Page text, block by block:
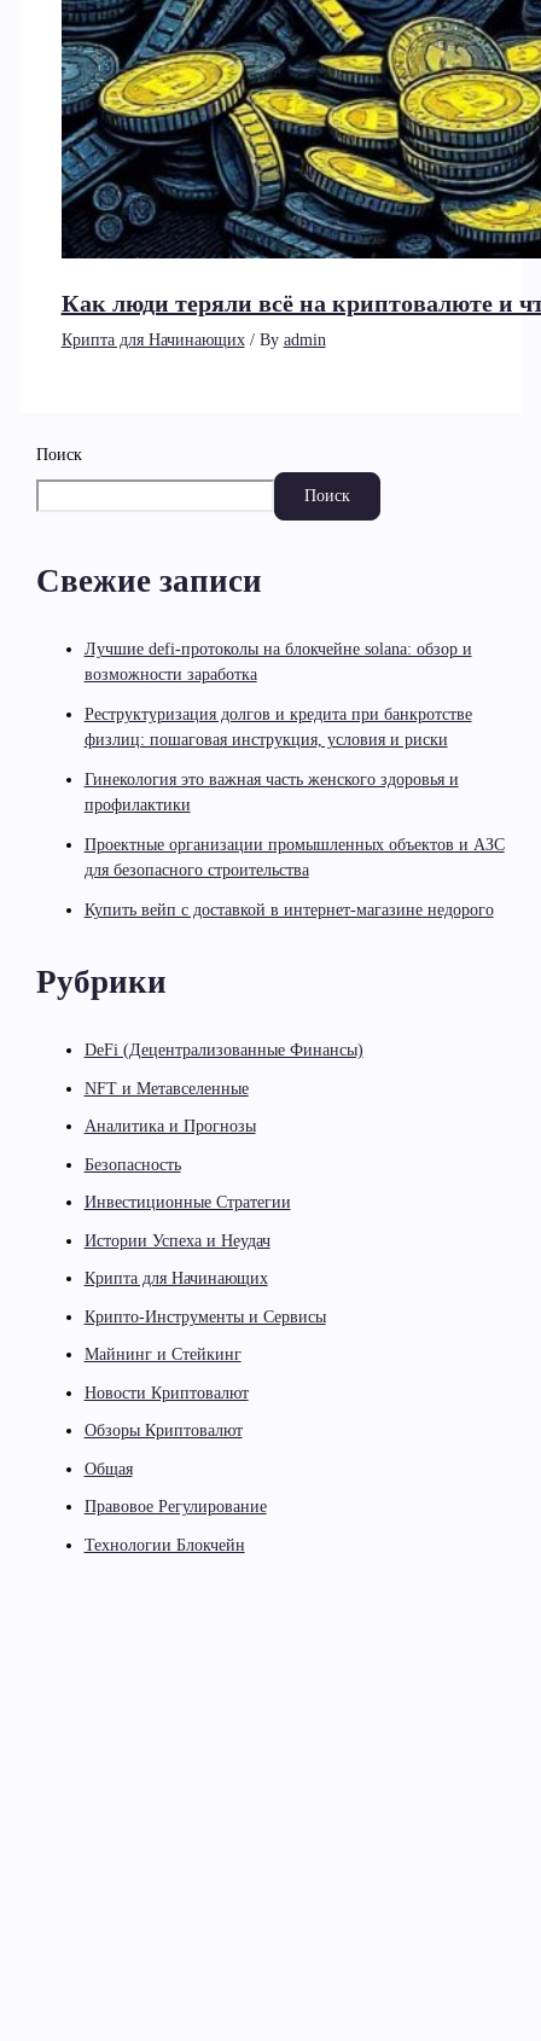
Как люди теряли всё на криптовалюте и
Крипта для Начинающих/ By admin
Поиск
Поиск
Свежие записи
Лучшие defi-протоколы на блокчейне solana: обзор и
возможности заработка
Реструктуризация долгов и кредита при банкротстве
физлиц: пошаговая инструкция, условия и риски
Гинекология это важная часть женского здоровья и
профилактики
Проектные организации промышленных объектов и АЗС
для безопасного строительства
Купить вейп с доставкой в интернет-магазине недорого
Рубрики
DeFi (Децентрализованные Финансы)
NFT и Метавселенные
Аналитика и Прогнозы
Безопасность
Инвестиционные Стратегии
Истории Успеха и Неудач
Крипта для Начинающих
Крипто-Инструменты и Сервисы
Майнинг и Стейкинг
Новости Криптовалют
Обзоры Криптовалют
Общая
Правовое Регулирование
Технологии Блокчейн